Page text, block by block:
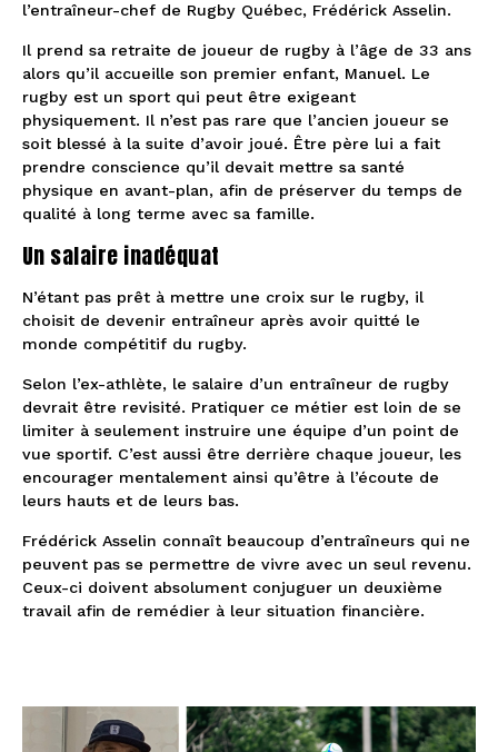
l’entraîneur-chef de Rugby Québec, Frédérick Asselin.
Il prend sa retraite de joueur de rugby à l’âge de 33 ans
alors qu’il accueille son premier enfant, Manuel. Le
rugby est un sport qui peut être exigeant
physiquement. Il n’est pas rare que l’ancien joueur se
soit blessé à la suite d’avoir joué. Être père lui a fait
prendre conscience qu’il devait mettre sa santé
physique en avant-plan, afin de préserver du temps de
qualité à long terme avec sa famille.
Un salaire inadéquat
N’étant pas prêt à mettre une croix sur le rugby, il
choisit de devenir entraîneur après avoir quitté le
monde compétitif du rugby.
Selon l’ex-athlète, le salaire d’un entraîneur de rugby
devrait être revisité. Pratiquer ce métier est loin de se
limiter à seulement instruire une équipe d’un point de
vue sportif. C’est aussi être derrière chaque joueur, les
encourager mentalement ainsi qu’être à l’écoute de
leurs hauts et de leurs bas.
Frédérick Asselin connaît beaucoup d’entraîneurs qui ne
peuvent pas se permettre de vivre avec un seul revenu.
Ceux-ci doivent absolument conjuguer un deuxième
travail afin de remédier à leur situation financière.